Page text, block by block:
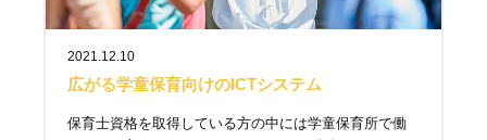
2021.12.10
広がる学童保育向けのICTシステム
保育士資格を取得している方の中には学童保育所で働